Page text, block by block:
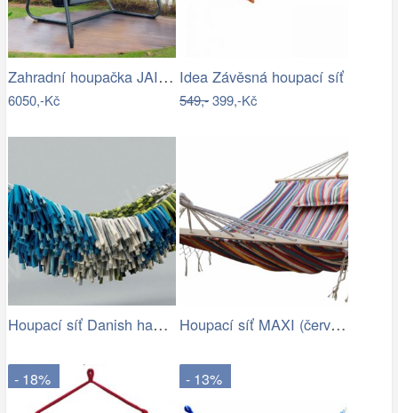
Zahradní houpačka JAIRA Tempo Kondela
6050,-Kč
Idea Závěsná houpací síť
549,-399,-Kč
Houpací síť Danish hammock - Artedio.cz Houpací síť MAXI (červená) | Jena…
- 18% - 13%